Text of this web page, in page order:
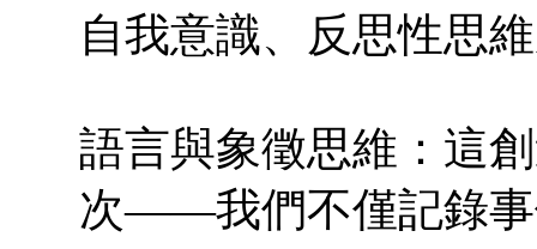
自我意識、反思性思
語言與象徵思維：這
次——我們不僅記錄事